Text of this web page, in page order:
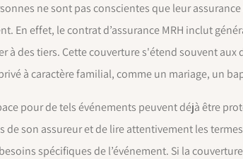
ne sont pas conscientes que leur
En effet, le contrat d’assurance MRH inclut
à des tiers. Cette couverture s'étend souvent
à caractère familial, comme un mariage, un
pour de tels événements peuvent déjà être
de son assureur et de lire attentivement les
spécifiques de l’événement. Si la